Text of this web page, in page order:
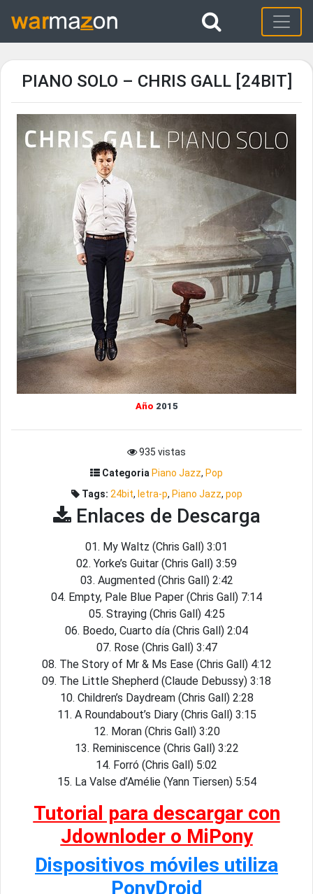
PIANO SOLO – CHRIS GALL [24BIT]
Año 2015
935 vistas
Categoria Piano Jazz, Pop
Tags: 24bit, letra-p, Piano Jazz, pop
Enlaces de Descarga
01. My Waltz (Chris Gall) 3:01
02. Yorke’s Guitar (Chris Gall) 3:59
03. Augmented (Chris Gall) 2:42
04. Empty, Pale Blue Paper (Chris Gall) 7:14
05. Straying (Chris Gall) 4:25
06. Boedo, Cuarto día (Chris Gall) 2:04
07. Rose (Chris Gall) 3:47
08. The Story of Mr & Ms Ease (Chris Gall) 4:12
09. The Little Shepherd (Claude Debussy) 3:18
10. Children’s Daydream (Chris Gall) 2:28
11. A Roundabout’s Diary (Chris Gall) 3:15
12. Moran (Chris Gall) 3:20
13. Reminiscence (Chris Gall) 3:22
14. Forró (Chris Gall) 5:02
15. La Valse d’Amélie (Yann Tiersen) 5:54
Tutorial para descargar con
Jdownloder o MiPony
Dispositivos móviles utiliza
PonyDroid